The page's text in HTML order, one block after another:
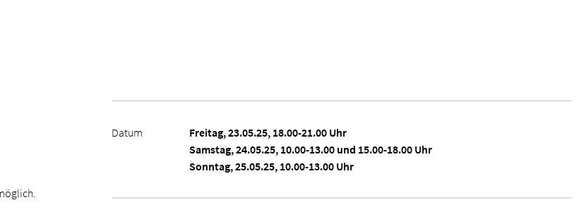
Datum
Freitag, 23.05.25, 18.00-21.00 Uhr
Samstag, 24.05.25, 10.00-13.00 und 15.00-18.00 Uhr
Sonntag, 25.05.25, 10.00-13.00 Uhr